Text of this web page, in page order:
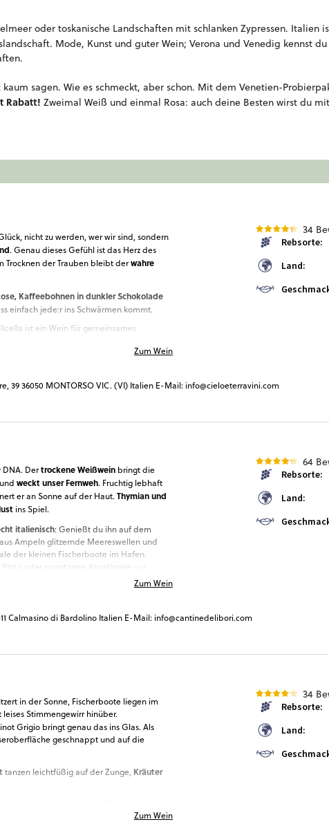
oder toskanische Landschaften mit schlanken Zypressen. Italien
Mode, Kunst und guter Wein; Verona und Venedig kennst
sagen. Wie es schmeckt, aber schon. Mit dem Venetien-
Rabatt! Zweimal Weiß und einmal Rosa: auch deine Besten wirst du
34
Rebsorte:
Land:
nicht zu werden, wer wir sind, sondern
. Genau dieses Gefühl ist das Herz des
Trocknen der Trauben bleibt derwahre
Kaffeebohnen in dunkler Schokolade
einfach jede:r ins Schwärmen kommt.
ist ein Wein für gemeinsames
. Große Liebe
Zum Wein
39 36050 MONTORSO VIC. (VI) Italien E-Mail: info@cieloeterravini.com
64
Rebsorte:
Land:
DNA. Dertrockene Weißwein bringt die
weckt unser Fernweh. Fruchtig lebhaft
er an Sonne auf der Haut.Thymian und
ins Spiel.
italienisch: Genießt du ihn auf dem
Ampeln glitzernde Meereswellen und
der kleinen Fischerboote im Hafen.
oder spontanen Kreationen
mit
Zum Wein
Calmasino di Bardolino Italien E-Mail: info@cantinedelibori.com
34
Rebsorte:
Land:
in der Sonne, Fischerboote liegen im
Stimmengewirr hinüber.
Grigio bringt genau das ins Glas. Als
geschnappt und auf die
tanzen leichtfüßig auf der Zunge, Kräuter
Zum Wein